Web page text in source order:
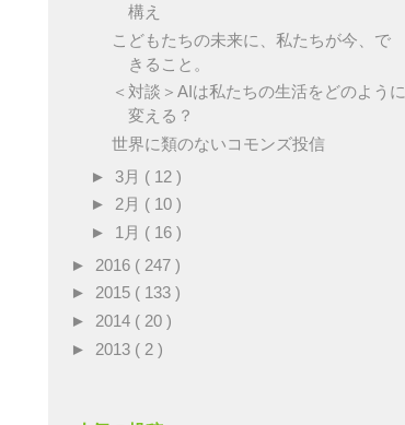
構え
こどもたちの未来に、私たちが今、で
きること。
＜対談＞AIは私たちの生活をどのように
変える？
世界に類のないコモンズ投信
►3月 ( 12 )
► 2月 ( 10 )
► 1月 ( 16 )
► 2016 ( 247 )
► 2015 ( 133 )
► 2014 ( 20 )
► 2013 ( 2 )